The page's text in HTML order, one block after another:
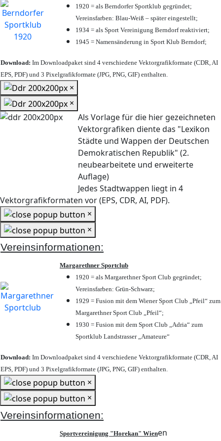
1920 = als Berndorfer Sportklub gegründet;
Vereinsfarben: Blau-Weiß – später eingestellt;
1934 = als Sport Vereinigung Berndorf reaktiviert;
1945 = Namensänderung in Sport Klub Berndorf;
Download: Im Downloadpaket sind 4 verschiedene Vektorgrafikformate (CDR, AI
EPS, PDF) und 3 Pixelgrafikformate (JPG, PNG, GIF) enthalten.
×
×
Als Vorlage für die hier gezeichneten
Vektorgrafiken diente das "Lexikon
Städte und Wappen der Deutschen
Demokratischen Republik" (2.
neubearbeitete und erweiterte
Auflage)
Jedes Stadtwappen liegt in 4
Vektorgrafikformaten vor (EPS, CDR, AI, PDF).
×
×
Vereinsinformationen:
Margarethner Sportclub
1920 = als Margarethner Sport Club gegründet;
Vereinsfarben: Grün-Schwarz;
1929 = Fusion mit dem Wiener Sport Club „Pfeil“ zum
Margarethner Sport Club „Pfeil“;
1930 = Fusion mit dem Sport Club „Adria“ zum
Sportklub Landstrasser „Amateure“
Download: Im Downloadpaket sind 4 verschiedene Vektorgrafikformate (CDR, AI
EPS, PDF) und 3 Pixelgrafikformate (JPG, PNG, GIF) enthalten.
×
×
Vereinsinformationen:
Sportvereinigung "Horekan" Wienen